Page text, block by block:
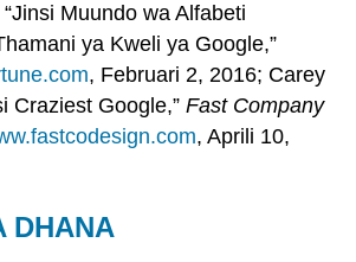
Muundo wa Alfabeti
ya Kweli ya Google,”
, Februari 2, 2016; Carey
Craziest Google,”Fast Company
, Aprili 10,
DHANA